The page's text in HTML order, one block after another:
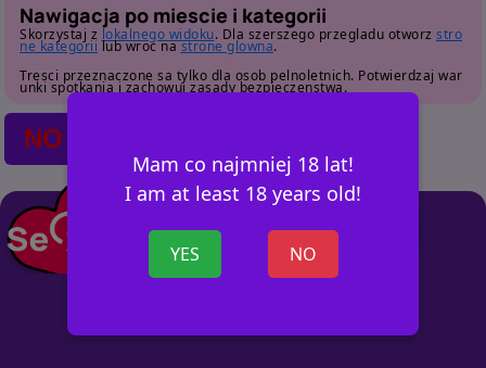
Mam co najmniej 18 lat!
I am at least 18 years old!
YES NO
Nawigacja po miescie i kategorii
Skorzystaj z lokalnego widoku. Dla szerszego przegladu otworz stro
ne kategorii lub wroc nastrone glowna.
Tresci przeznaczone sa tylko dla osob pelnoletnich. Potwierdzaj war
unki spotkania i zachowuj zasady bezpieczenstwa.
NO POSTS FOUND